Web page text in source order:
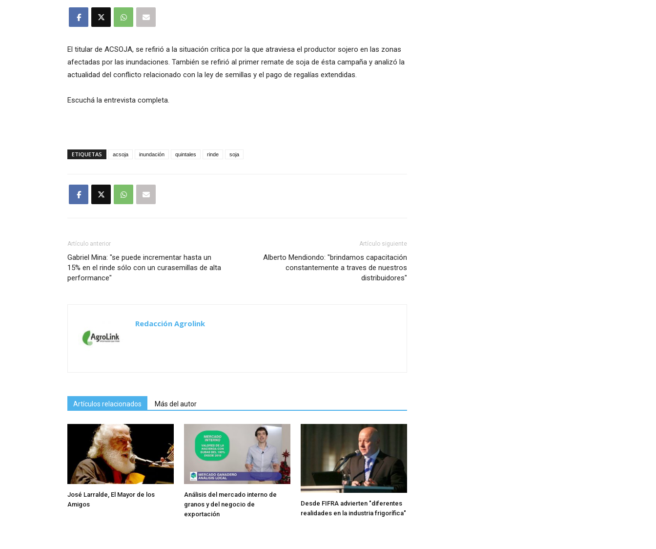
El titular de ACSOJA, se refirió a la situación crítica por la que atraviesa el productor sojero en las zonas
afectadas por las inundaciones. También se refirió al primer remate de soja de ésta campaña y analizó la
actualidad del conflicto relacionado con la ley de semillas y el pago de regalías extendidas.
Escuchá la entrevista completa.
ETIQUETAS acsoja inundación quintales rinde soja
Artículo anterior
Gabriel Mina: "se puede incrementar hasta un
15% en el rinde sólo con un curasemillas de alta
performance"
Artículo siguiente
Alberto Mendiondo: "brindamos capacitación
constantemente a traves de nuestros
distribuidores"
Redacción Agrolink
Artículos relacionados Más del autor
José Larralde, El Mayor de los
Amigos
Análisis del mercado interno de
granos y del negocio de
exportación
Desde FIFRA advierten "diferentes
realidades en la industria frigorífica"